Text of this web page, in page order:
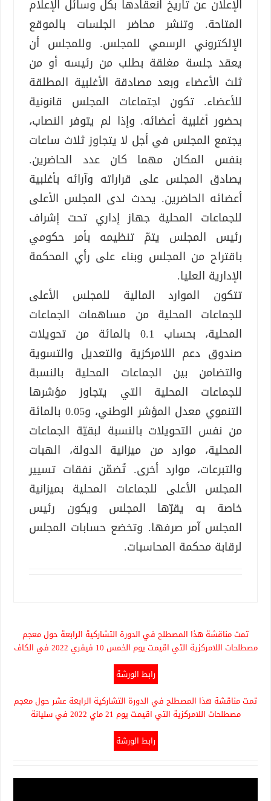
الإعلان عن تاريخ انعقادها بكلّ وسائل الإعلام
المتاحة. وتنشر محاضر الجلسات بالموقع
الإلكتروني الرسمي للمجلس. وللمجلس أن
يعقد جلسة مغلقة بطلب من رئيسه أو من
ثلث الأعضاء وبعد مصادقة الأغلبية المطلقة
للأعضاء. تكون اجتماعات المجلس قانونية
بحضور أغلبية أعضائه. وإذا لم يتوفر النصاب،
يجتمع المجلس في أجل لا يتجاوز ثلاث ساعات
بنفس المكان مهما كان عدد الحاضرين.
يصادق المجلس على قراراته وآرائه بأغلبية
أعضائه الحاضرين. يحدث لدى المجلس الأعلى
للجماعات المحلية جهاز إداري تحت إشراف
رئيس المجلس يتمّ تنظيمه بأمر حكومي
باقتراح من المجلس وبناء على رأي المحكمة
الإدارية العليا.
تتكون الموارد المالية للمجلس الأعلى
للجماعات المحلية من مساهمات الجماعات
المحلية، بحساب 0.1 بالمائة من تحويلات
صندوق دعم اللامركزية والتعديل والتسوية
والتضامن بين الجماعات المحلية بالنسبة
للجماعات المحلية التي يتجاوز مؤشرها
التنموي معدل المؤشر الوطني، و0.05 بالمائة
من نفس التحويلات بالنسبة لبقيّة الجماعات
المحلية، موارد من ميزانية الدولة، الهبات
والتبرعات، موارد أخرى. تُضمّن نفقات تسيير
المجلس الأعلى للجماعات المحلية بميزانية
خاصة به يقرّها المجلس ويكون رئيس
المجلس آمر صرفها. وتخضع حسابات المجلس
لرقابة محكمة المحاسبات.
تمت مناقشة هذا المصطلح في الدورة التشاركية الرابعة حول معجم
مصطلحات اللامركزية التي اقيمت يوم الخمس 10 فيفري 2022 في الكاف
رابط الورشة
تمت مناقشة هذا المصطلح في الدورة التشاركية الرابعة عشر حول معجم
مصطلحات اللامركزية التي اقيمت يوم 21 ماي 2022 في سليانة
رابط الورشة